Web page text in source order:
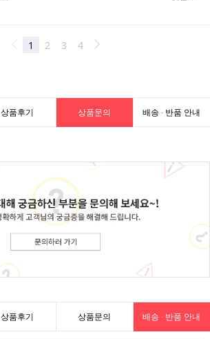
상품후기 상품문의 배송 · 반품 안내
상품후기 상품문의 배송 · 반품 안내